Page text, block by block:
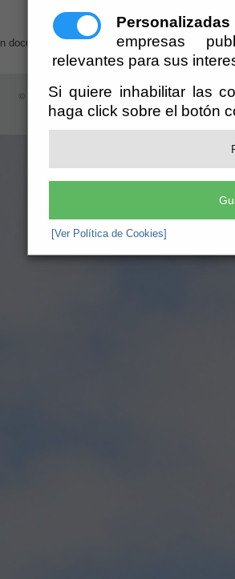
Personalizadas
empresas
relevantes para sus
Si quiere inhabilitar las
haga click sobre el botón
[Ver Política de Cookies]
documentos sobre el tema solicitado.
© Ayuntamiento de Chirivel (CIF: P-0403700-H)
-
registro@chirivel.es
Aviso Legal-